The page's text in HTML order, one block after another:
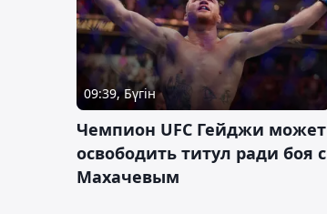
09:39, Бүгін
Чемпион UFC Гейджи может
освободить титул ради боя с
Махачевым